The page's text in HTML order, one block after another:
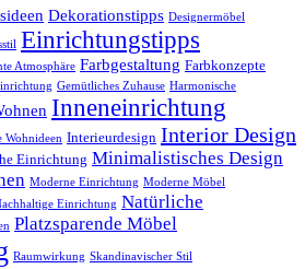
Dekorationstipps Designermöbel
Einrichtungstipps
Atmosphäre Farbgestaltung Farbkonzepte
Gemütliches Zuhause Harmonische
Inneneinrichtung
Wohnideen Interieurdesign Interior Design
Einrichtung Minimalistisches Design
Moderne Einrichtung Moderne Möbel
Einrichtung Natürliche
Platzsparende Möbel
Raumwirkung Skandinavischer Stil